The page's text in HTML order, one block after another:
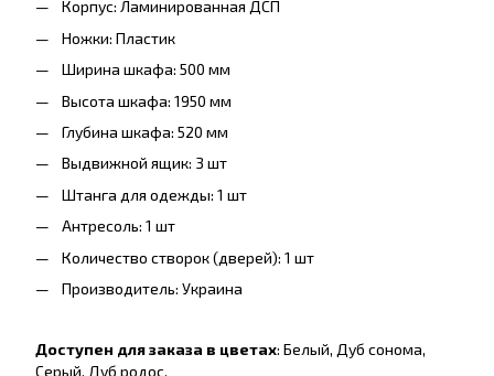
Корпус: Ламинированная ДСП
Ножки: Пластик
Ширина шкафа: 500 мм
Высота шкафа: 1950 мм
Глубина шкафа: 520 мм
Выдвижной ящик: 3 шт
Штанга для одежды: 1 шт
Антресоль: 1 шт
Количество створок (дверей): 1 шт
Производитель: Украина
Доступен для заказа в цветах: Белый, Дуб сонома,
Серый, Дуб родос.